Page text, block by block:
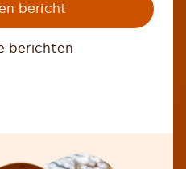
bericht
berichten